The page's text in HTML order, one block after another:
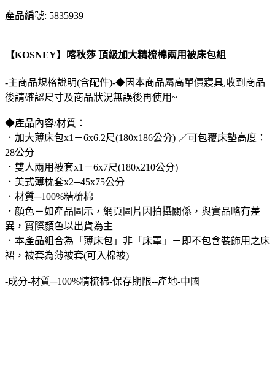
產品編號: 5835939
【KOSNEY】喀秋莎 頂級加大精梳棉兩用被床包組
-主商品規格說明(含配件)-◆因本商品屬高單價寢具,收到商品
後請確認尺寸及商品狀況無誤後再使用~
◆產品內容/材質：
．加大薄床包x1－6x6.2尺(180x186公分) ／可包覆床墊高度：
28公分
．雙人兩用被套x1－6x7尺(180x210公分)
．美式薄枕套x2─45x75公分
．材質─100%精梳棉
．顏色－如產品圖示，網頁圖片因拍攝關係，與實品略有差
異，實際顏色以出貨為主
．本產品組合為「薄床包」非「床罩」－即不包含裝飾用之床
裙，被套為薄被套(可入棉被)
-成分-材質─100%精梳棉-保存期限--產地-中國